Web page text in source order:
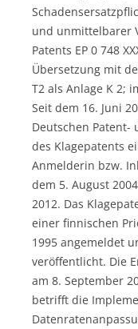
und unmittelbarer
Patents EP 0 748
Übersetzung mit
T2 als Anlage K 2;
Seit dem 16. Juni
Deutschen Patent-
des Klagepatents
Anmelderin bzw.
dem 5. August
2012. Das
einer finnischen
1995 angemeldet
veröffentlicht. Die
am 8. September
betrifft die